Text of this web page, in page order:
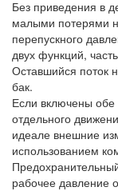
Без приведения в
малыми потерями
перепускного
двух функций,
Оставшийся поток
бак.
Если включены
отдельного
идеале внешние
использованием
рабочее давление